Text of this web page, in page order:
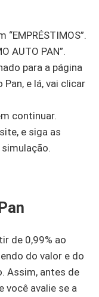
“EMPRÉSTIMOS”.
AUTO PAN”.
para a página
e lá, vai clicar
continuar.
e siga as
de 0,99% ao
do valor e do
Assim, antes de
você avalie se a